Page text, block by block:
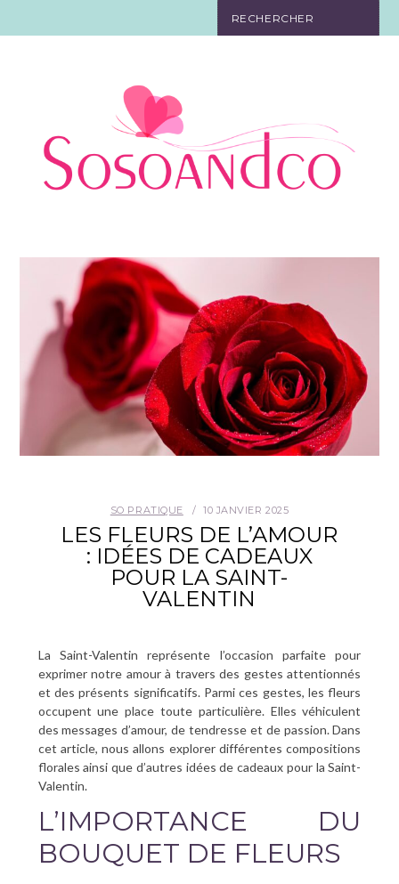
SO EN FORME
SO IN LOVE
SO HIGH-TECH
SO PRATIQUE
CONTACT
SO PRATIQUE 10 JANVIER 2025
LES FLEURS DE L’AMOUR
: IDÉES DE CADEAUX
POUR LA SAINT-
VALENTIN
La Saint-Valentin représente l’occasion parfaite pour
exprimer notre amour à travers des gestes attentionnés
et des présents significatifs. Parmi ces gestes, les fleurs
occupent une place toute particulière. Elles véhiculent
des messages d’amour, de tendresse et de passion. Dans
cet article, nous allons explorer différentes compositions
florales ainsi que d’autres idées de cadeaux pour la Saint-
Valentin.
L’IMPORTANCE DU
BOUQUET DE FLEURS